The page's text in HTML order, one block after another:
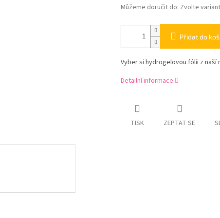
Můžeme doručit do: Zvolte
Přidat do
Vyber si hydrogelovou fólii z naší
Detailní informace
TISK ZEPTAT SE